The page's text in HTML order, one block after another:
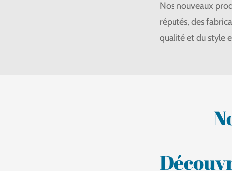
Nos nouveaux
réputés, des
qualité et du style